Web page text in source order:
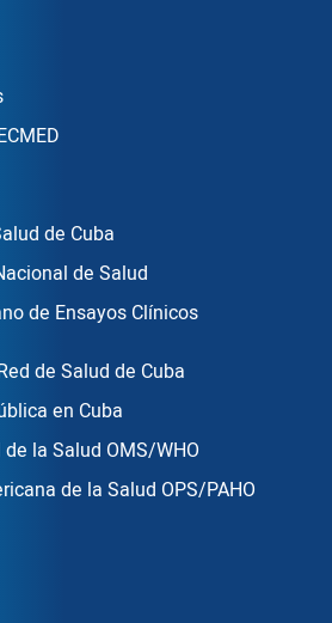
de Cuba
de Salud
de Ensayos Clínicos
de Salud de Cuba
en Cuba
la Salud OMS/WHO
de la Salud OPS/PAHO